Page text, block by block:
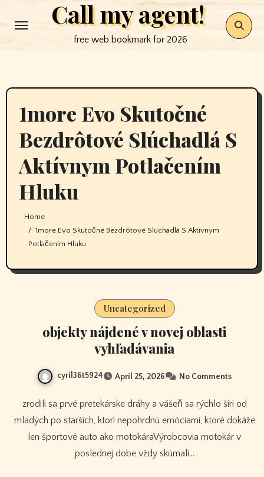
to
Call my agent!
free web bookmark for 2026
1more Evo Skutočné
Bezdrôtové Slúchadlá S
Aktívnym Potlačením
Hluku
Home
1more Evo Skutočné Bezdrôtové Slúchadlá S Aktívnym
Potlačením Hluku
Uncategorized
objekty nájdené v novej oblasti
vyhľadávania
cyril36t5924 April 25, 2026 No Comments
zrodili sa prvé pretekárske dráhy a vášeň sa rýchlo šíri od
mladých po starších, ktorí nepohrdnú emóciami, ktoré dokáže
len športové auto ako motokáraVýrobcovia motokár v
poslednej dobe vždy skúmali…